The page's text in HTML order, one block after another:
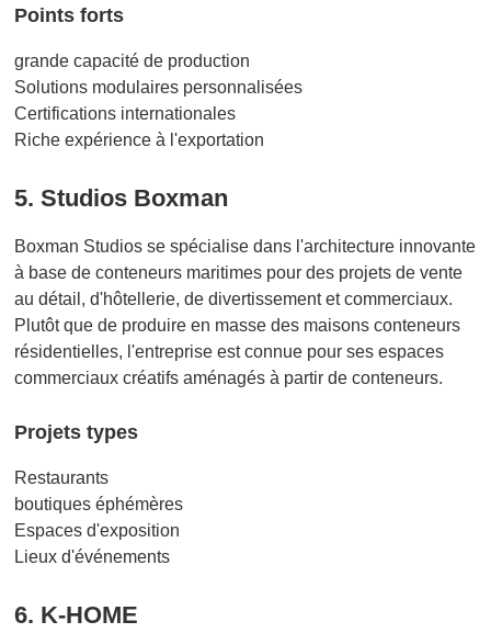
Points forts
grande capacité de production
Solutions modulaires personnalisées
Certifications internationales
Riche expérience à l'exportation
5. Studios Boxman
Boxman Studios se spécialise dans l'architecture innovante
à base de conteneurs maritimes pour des projets de vente
au détail, d'hôtellerie, de divertissement et commerciaux.
Plutôt que de produire en masse des maisons conteneurs
résidentielles, l'entreprise est connue pour ses espaces
commerciaux créatifs aménagés à partir de conteneurs.
Projets types
Restaurants
boutiques éphémères
Espaces d'exposition
Lieux d'événements
6. K-HOME